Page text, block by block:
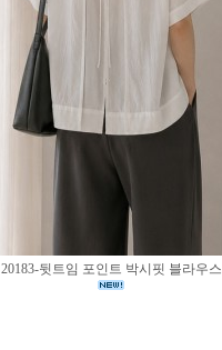
20183-뒷트임 포인트 박시핏 블라우스